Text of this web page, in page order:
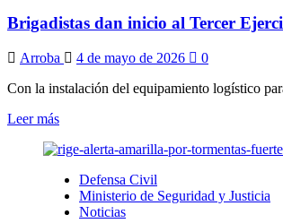
están
Brigadistas dan inicio al Tercer
Arroba 4 de mayo de 2026
0
Con la instalación del equipamiento logístico
Leer másLeer
sobre
dan
inicio
al
Defensa Civil
Ministerio de Seguridad y Justicia
Noticias